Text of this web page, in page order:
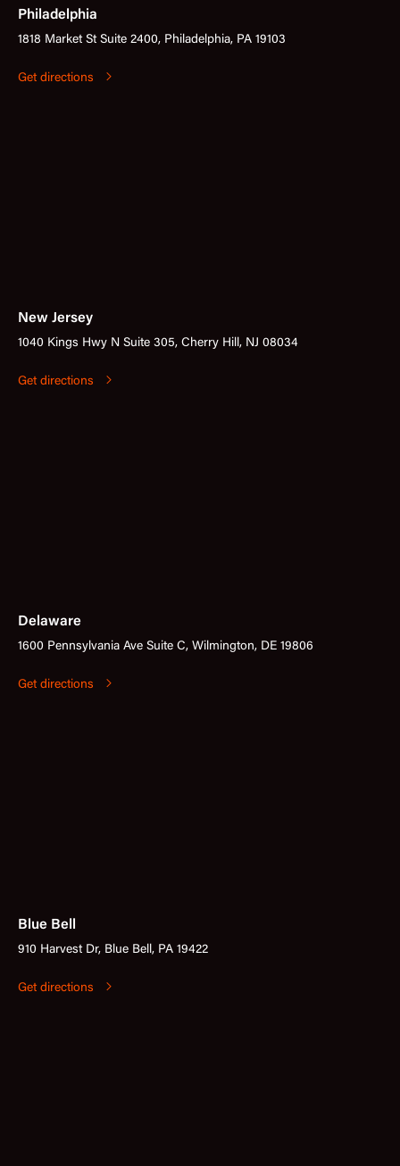
Philadelphia
1818 Market St Suite 2400, Philadelphia, PA 19103
Get directions
New Jersey
1040 Kings Hwy N Suite 305, Cherry Hill, NJ 08034
Get directions
Delaware
1600 Pennsylvania Ave Suite C, Wilmington, DE 19806
Get directions
Blue Bell
910 Harvest Dr, Blue Bell, PA 19422
Get directions